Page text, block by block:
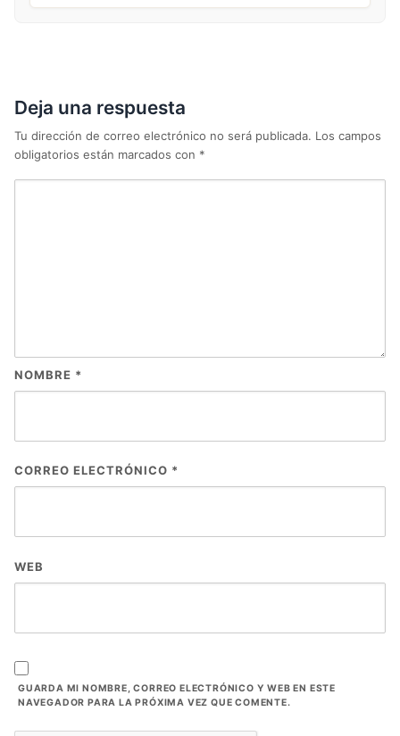
Deja una respuesta
Tu dirección de correo electrónico no será publicada. Los campos
obligatorios están marcados con *
NOMBRE *
CORREO ELECTRÓNICO *
WEB
GUARDA MI NOMBRE, CORREO ELECTRÓNICO Y WEB EN ESTE
NAVEGADOR PARA LA PRÓXIMA VEZ QUE COMENTE.